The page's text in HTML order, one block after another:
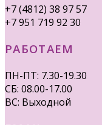
+7 (4812) 38 97 57
+7 951 719 92 30
РАБОТАЕМ
ПН-ПТ: 7.30-19.30
СБ: 08.00-17.00
ВС: Выходной